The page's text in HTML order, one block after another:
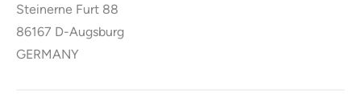
Steinerne Furt 88
86167 D-Augsburg
GERMANY